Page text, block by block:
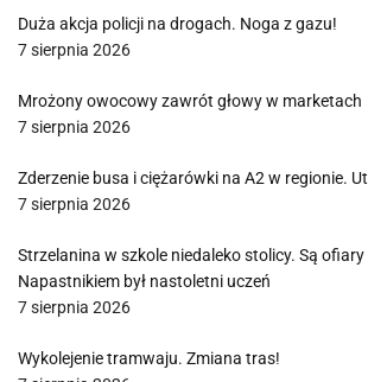
Duża akcja policji na drogach. Noga z gazu!
7 sierpnia 2026
Mrożony owocowy zawrót głowy w marketach
7 sierpnia 2026
Zderzenie busa i ciężarówki na A2 w regionie.
7 sierpnia 2026
Strzelanina w szkole niedaleko stolicy. Są
Napastnikiem był nastoletni uczeń
7 sierpnia 2026
Wykolejenie tramwaju. Zmiana tras!